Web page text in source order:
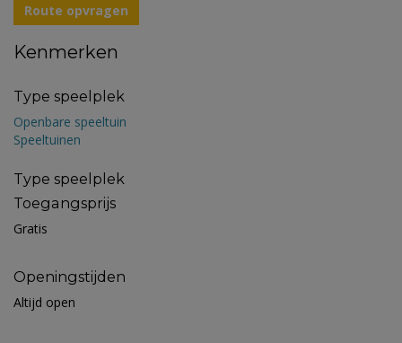
Route opvragen
Kenmerken
Type speelplek
Openbare speeltuin
Speeltuinen
Type speelplek
Toegangsprijs
Gratis
Openingstijden
Altijd open